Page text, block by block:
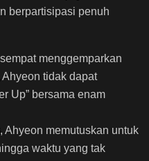
berpartisipasi penuh
menggemparkan
tidak dapat
Up” bersama enam
, Ahyeon memutuskan untuk
waktu yang tak